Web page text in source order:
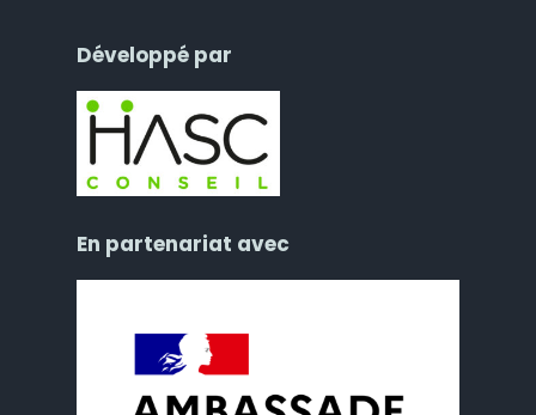
Développé par
En partenariat avec